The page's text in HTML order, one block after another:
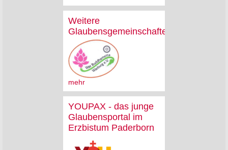
Weitere
Glaubensgemeinschaften
mehr
YOUPAX - das junge
Glaubensportal im
Erzbistum Paderborn